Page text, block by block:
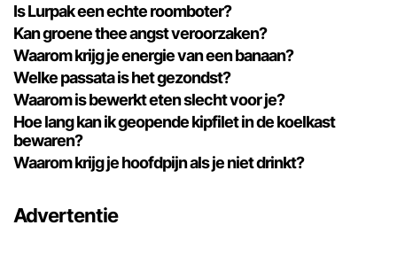
Is Lurpak een echte roomboter?
Kan groene thee angst veroorzaken?
Waarom krijg je energie van een banaan?
Welke passata is het gezondst?
Waarom is bewerkt eten slecht voor je?
Hoe lang kan ik geopende kipfilet in de koelkast
bewaren?
Waarom krijg je hoofdpijn als je niet drinkt?
Advertentie